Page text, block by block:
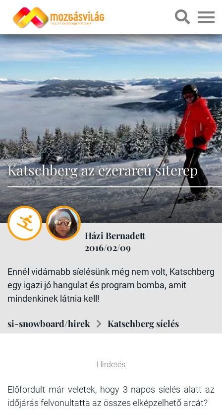
Katschberg az ezerarcú síterep
Házi Bernadett
2016/02/09
Ennél vidámabb síelésünk még nem volt, Katschberg
egy igazi jó hangulat és program bomba, amit
mindenkinek látnia kell!
si-snowboard/hirek Katschberg síelés
Hirdetés
Előfordult már veletek, hogy 3 napos síelés alatt az
időjárás felvonultatta az összes elképzelhető arcát?